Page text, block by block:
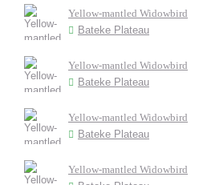
Yellow-mantled Widowbird
Bateke Plateau
Yellow-mantled Widowbird
Bateke Plateau
Yellow-mantled Widowbird
Bateke Plateau
Yellow-mantled Widowbird